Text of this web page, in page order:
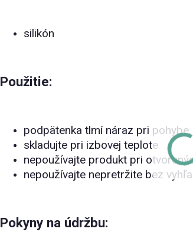
silikón
Použitie:
podpätenka tlmí náraz pri
skladujte pri izbovej teplote
nepoužívajte produkt pri
nepoužívajte nepretržite bez
Pokyny na údržbu: